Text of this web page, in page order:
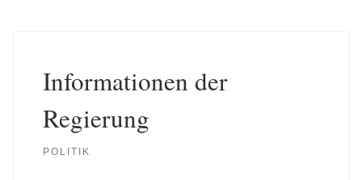
Informationen der
Regierung
POLITIK